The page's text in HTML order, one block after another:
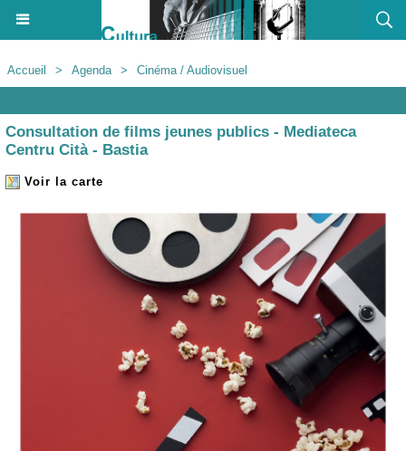
Accueil > Agenda > Cinéma / Audiovisuel
Consultation de films jeunes publics - Mediateca
Centru Cità - Bastia
Voir la carte